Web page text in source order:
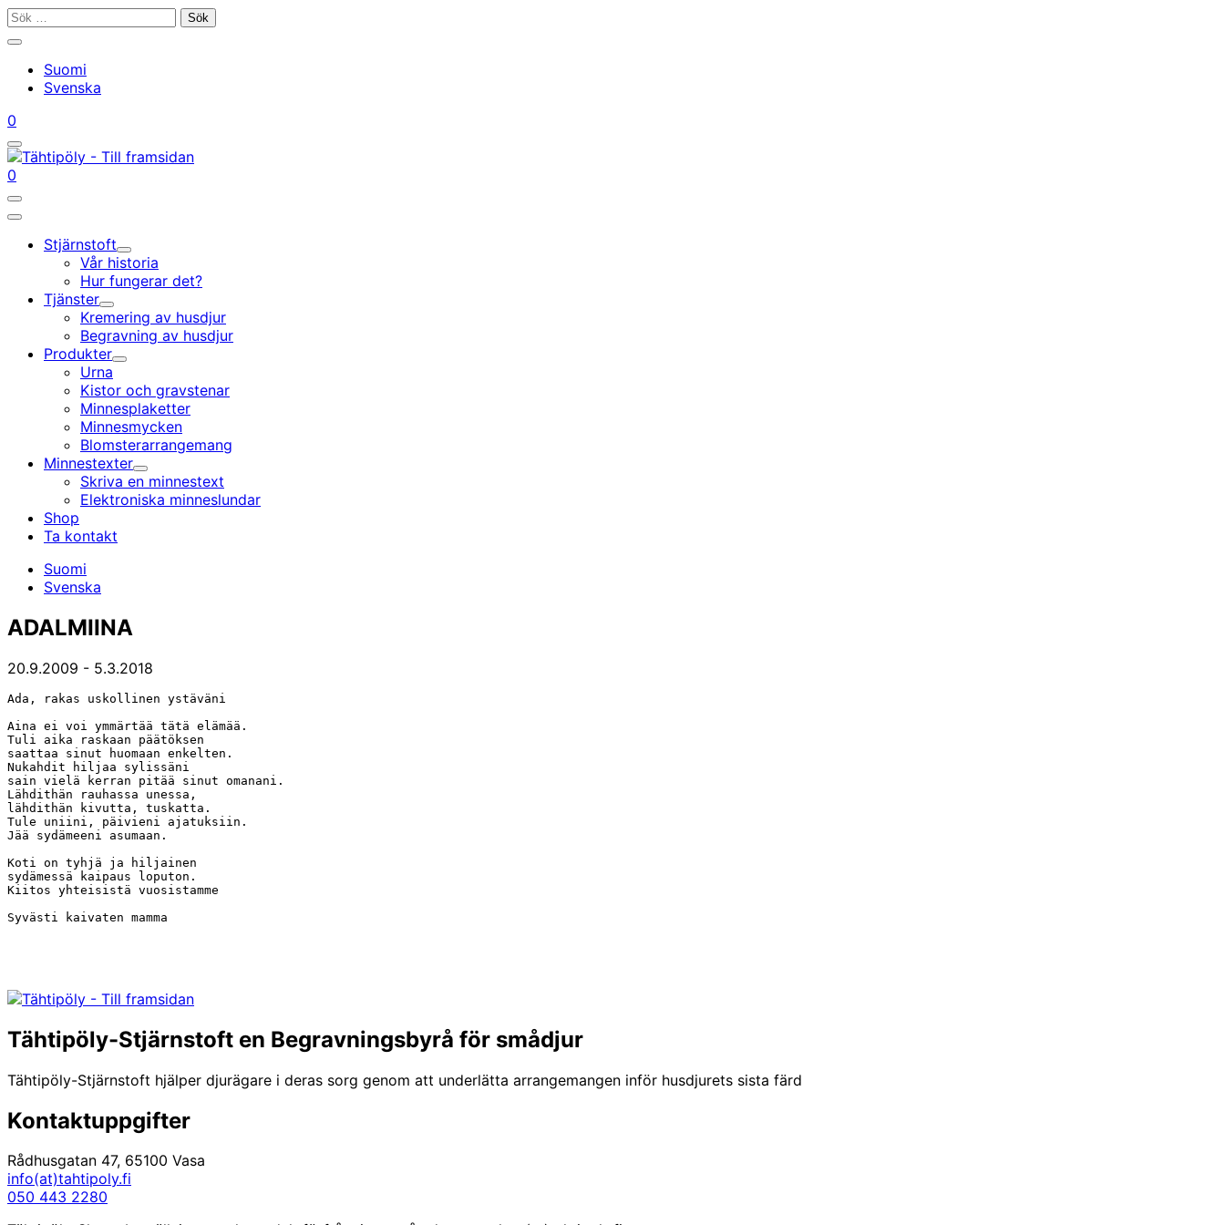
Gå
Sök
Stäng
sökfältetSuomi
Svenska
Mitt
konto
Din
vagn
0
Öppna/stäng
sökfältet
Mitt
konto
Din
vagn
0
Öppna/stäng
sökfältet
Huvudmeny
Stjärnstoft
Undermeny
Vår historia
Hur fungerar det?
Tjänster
Undermeny
Kremering av husdjur
Begravning av husdjur
Produkter
Undermeny
Urna
Kistor och gravstenar
Minnesplaketter
Minnesmycken
Blomsterarrangemang
Minnestexter
Undermeny
Skriva en minnestext
Elektroniska minnes­lundar
Shop
Ta kontakt
Suomi
Svenska
ADALMIINA
20.9.2009 - 5.3.2018
Ada, rakas uskollinen ystäväni
Aina ei voi ymmärtää tätä elämää.
Tuli aika raskaan päätöksen
saattaa sinut huomaan enkelten.
Nukahdit hiljaa sylissäni
sain vielä kerran pitää sinut omanani.
Lähdithän rauhassa unessa,
lähdithän kivutta, tuskatta.
Tule uniini, päivieni ajatuksiin.
Jää sydämeeni asumaan.
Koti on tyhjä ja hiljainen
sydämessä kaipaus loputon.
Kiitos yhteisistä vuosistamme
Tähtipöly-Stjärnstoft en Begravningsbyrå för smådjur
Tähtipöly-Stjärnstoft hjälper djurägare i deras sorg genom att underlätta arrangemangen inför husdjurets sista färd
Kontaktuppgifter
Rådhusgatan 47, 65100 Vasa
info(at)tahtipoly.fi
050 443 2280